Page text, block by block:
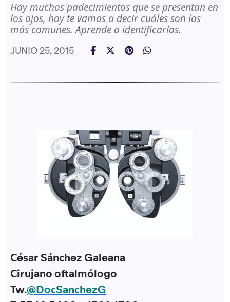
Hay muchos padecimientos que se presentan en
los ojos, hoy te vamos a decir cuáles son los
más comunes. Aprende a identificarlos.
JUNIO 25, 2015
César Sánchez Galeana
Cirujano oftalmólogo
Tw.@DocSanchezG